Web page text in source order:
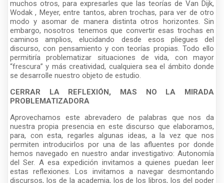
muchos otros, para expresarles que las teorías de Van Dijk,
Wodak , Meyer, entre tantos, abren trochas, para ver de otro
modo y asomar de manera distinta otros horizontes. Sin
embargo, nosotros tenemos que convertir esas trochas en
caminos amplios, elucidando desde esos pliegues del
discurso, con pensamiento y con teorías propias. Todo ello
permitiría problematizar situaciones de vida, con mayor
“frescura” y más creatividad, cualquiera sea el ámbito donde
se desarrolle nuestro objeto de estudio.
CERRAR LA REFLEXIÓN, MAS NO LA MIRADA
PROBLEMATIZADORA
Aprovechamos este abrevadero de palabras que nos da
nuestra propia presencia en este discurso que elaboramos,
para, con esta, regarles algunas ideas, a la vez que nos
permiten introducirlos por una de las afluentes por donde
hemos navegado en nuestro andar investigativo: Autonomía
del Ser. A esa expedición invitamos a quienes puedan leer
estas reflexiones. Los invitamos a navegar desmontando
discursos, los de la academia, los de los libros, los del poder